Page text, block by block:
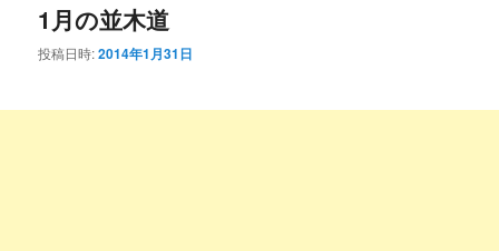
ン
テ
1月の並木道
投稿日時:2014年1月31日